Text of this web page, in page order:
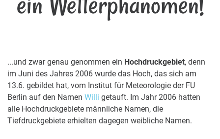
...und zwar genau genommen ein Hochdruckgebiet, denn
im Juni des Jahres 2006 wurde das Hoch, das sich am
13.6. gebildet hat, vom Institut für Meteorologie der FU
Berlin auf den Namen Willi getauft. Im Jahr 2006 hatten
alle Hochdruckgebiete männliche Namen, die
Tiefdruckgebiete erhielten dagegen weibliche Namen.